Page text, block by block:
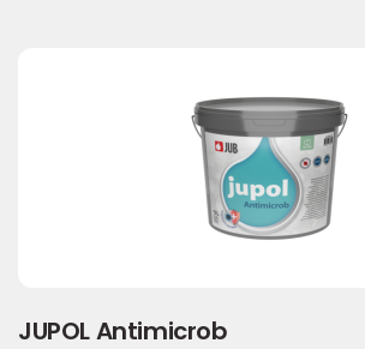
JUPOL Antimicrob